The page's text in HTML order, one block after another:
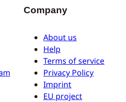
Company
About us
Help
Terms of service
Privacy Policy
Imprint
EU project